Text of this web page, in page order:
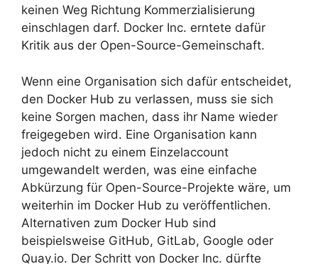
keinen Weg Richtung Kommerzialisierung
einschlagen darf. Docker Inc. erntete dafür
Kritik aus der Open-Source-Gemeinschaft.
Wenn eine Organisation sich dafür entscheidet,
den Docker Hub zu verlassen, muss sie sich
keine Sorgen machen, dass ihr Name wieder
freigegeben wird. Eine Organisation kann
jedoch nicht zu einem Einzelaccount
umgewandelt werden, was eine einfache
Abkürzung für Open-Source-Projekte wäre, um
weiterhin im Docker Hub zu veröffentlichen.
Alternativen zum Docker Hub sind
beispielsweise GitHub, GitLab, Google oder
Quay.io. Der Schritt von Docker Inc. dürfte